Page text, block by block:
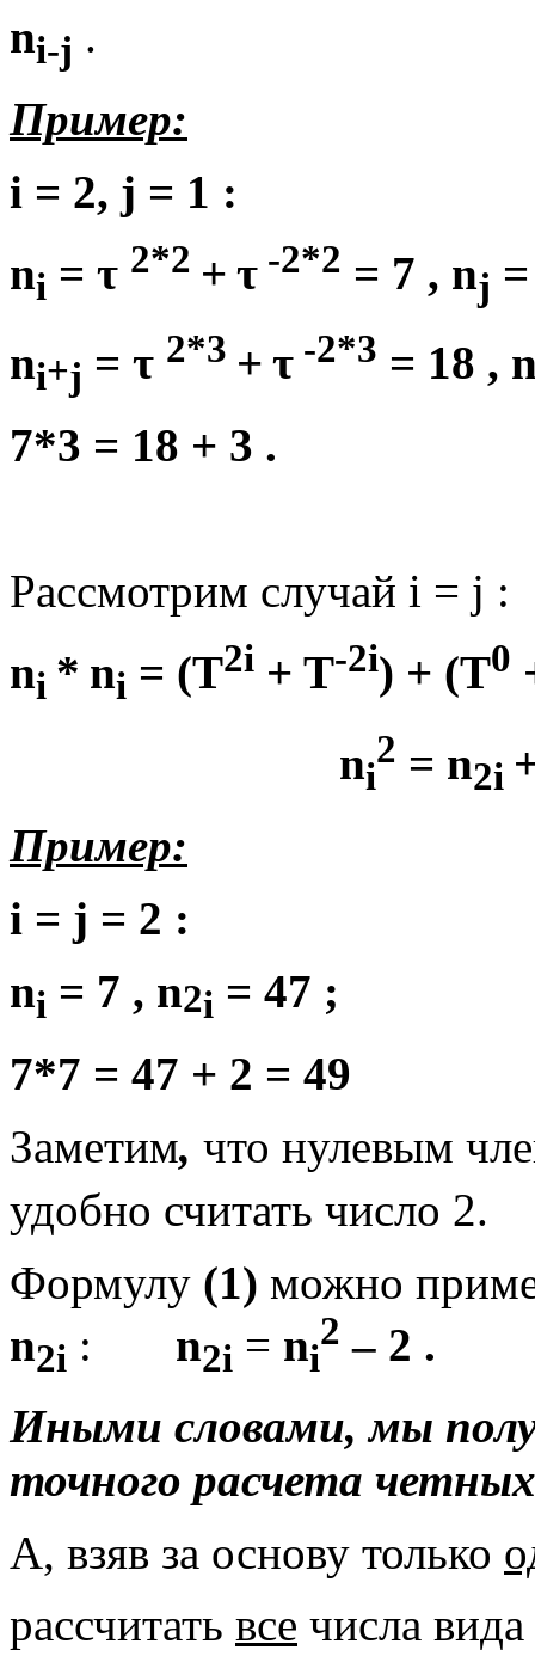
ni-j .
Пример:
i = 2, j = 1 :
ni = τ 2*2 + τ -2*2 = 7 , nj
ni+j = τ 2*3 + τ -2*3 = 18 ,
7*3 = 18 + 3 .
Рассмотрим случай i = j :
ni * ni = (T2i + T-2i) + (T0
ni
2 = n2i
Пример:
i = j = 2 :
ni = 7 , n2i = 47 ;
7*7 = 47 + 2 = 49
Заметим, что нулевым
удобно считать число 2.
Формулу (1) можно
n2i : n2i = ni
2 – 2 .
Иными словами, мы
точного расчета
А, взяв за основу только
рассчитать все числа вида